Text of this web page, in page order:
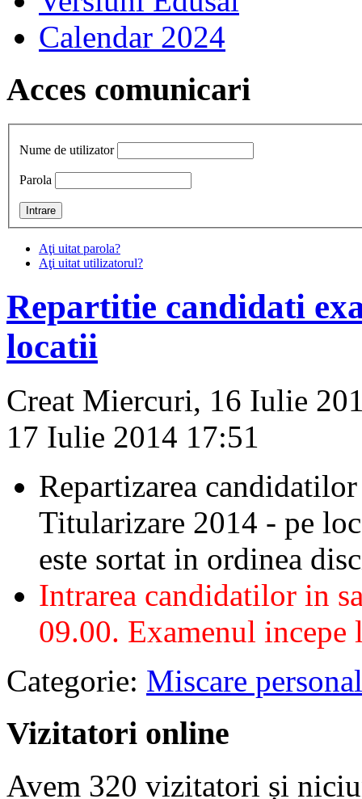
Calendar 2024
Acces comunicari
Nume de utilizator
Parola
Aţi uitat parola?
Aţi uitat utilizatorul?
Repartitie candidati
locatii
Creat Miercuri, 16 Iulie
17 Iulie 2014 17:51
Repartizarea
Titularizare 2014 - pe
este sortat in ordinea
Intrarea candidatilor in
09.00. Examenul
Categorie: Miscare
Vizitatori online
Avem 320 vizitatori și